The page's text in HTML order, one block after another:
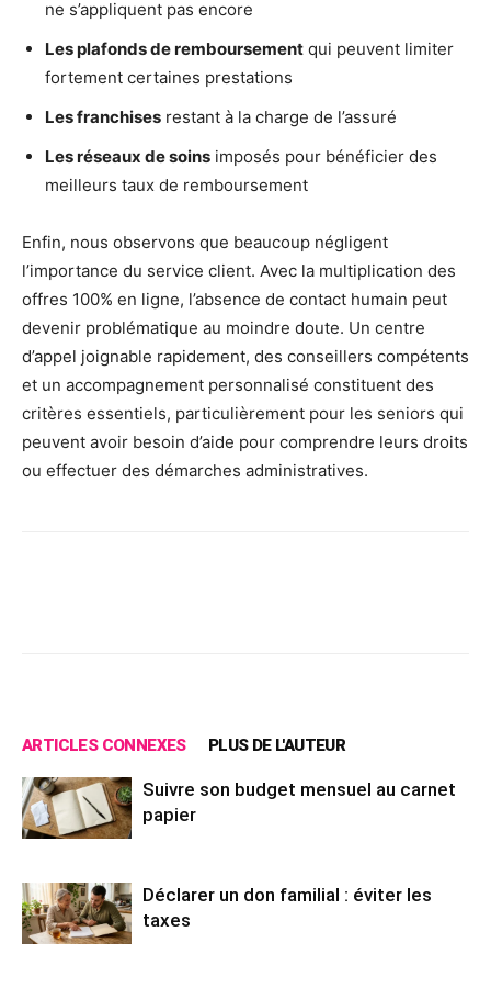
ne s’appliquent pas encore
Les plafonds de remboursement qui peuvent limiter
fortement certaines prestations
Les franchises restant à la charge de l’assuré
Les réseaux de soins imposés pour bénéficier des
meilleurs taux de remboursement
Enfin, nous observons que beaucoup négligent
l’importance du service client. Avec la multiplication des
offres 100% en ligne, l’absence de contact humain peut
devenir problématique au moindre doute. Un centre
d’appel joignable rapidement, des conseillers compétents
et un accompagnement personnalisé constituent des
critères essentiels, particulièrement pour les seniors qui
peuvent avoir besoin d’aide pour comprendre leurs droits
ou effectuer des démarches administratives.
ARTICLES CONNEXES PLUS DE L'AUTEUR
Suivre son budget mensuel au carnet
papier
Déclarer un don familial : éviter les
taxes